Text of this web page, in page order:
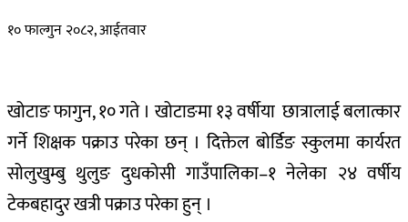
१० फाल्गुन २०८२, आईतवार
खोटाङ फागुन, १० गते । खोटाङमा १३ वर्षीया छात्रालाई बलात्कार
गर्ने शिक्षक पक्राउ परेका छन् । दिक्तेल बोर्डिङ स्कुलमा कार्यरत
सोलुखुम्बु थुलुङ दुधकोसी गाउँपालिका–१ नेलेका २४ वर्षीय
टेकबहादुर खत्री पक्राउ परेका हुन् ।